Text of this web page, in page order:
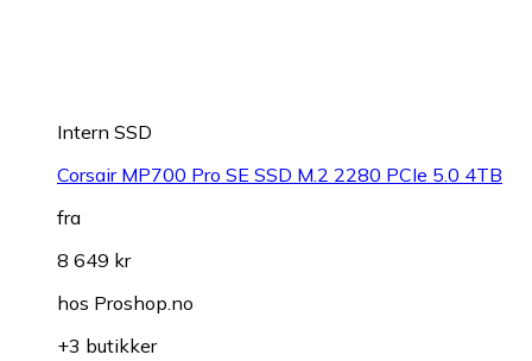
Intern SSD
Corsair MP700 Pro SE SSD M.2 2280 PCIe 5.0 4TB
fra
8 649 kr
hos Proshop.no
+3 butikker